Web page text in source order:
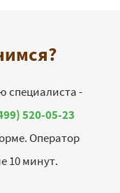
специалиста -
520-05-23
Оператор
10 минут.